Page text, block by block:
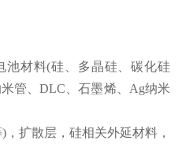
池材料(硅、多晶硅、碳化硅
管、DLC、石墨烯、Ag纳米
，扩散层，硅相关外延材料，